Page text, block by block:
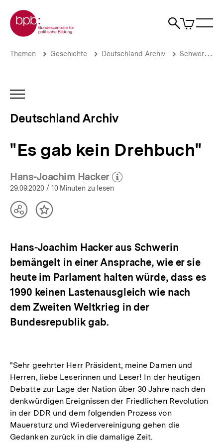
zum
Seiteninhalt
springen
Zur Startseite der bpb
Suche
Artikel
im
"Es
Deutschland
Brotkrümelnavigation
Pfadnavigation
Themen Geschichte Deutschland Archiv Schwerpunkte
INHALTSNAVIGATION
Deutschland Archiv
"Es gab kein Drehbuch"
Hans-Joachim Hacker
(Mehr zum Autor)
öffnen
29.09.2020 / 10 Minuten zu lesen
TeilenInhalt
Hans-Joachim Hacker aus Schwerin
bemängelt in einer Ansprache, wie er sie
heute im Parlament halten würde, dass es
1990 keinen Lastenausgleich wie nach
dem Zweiten Weltkrieg in der
Bundesrepublik gab.
"Sehr geehrter Herr Präsident, meine Damen und
Herren, liebe Leserinnen und Leser! In der heutigen
Debatte zur Lage der Nation über 30 Jahre nach den
denkwürdigen Ereignissen der Friedlichen Revolution
in der DDR und dem folgenden Prozess von
Mauersturz und Wiedervereinigung gehen die
Gedanken zurück in die damalige Zeit.